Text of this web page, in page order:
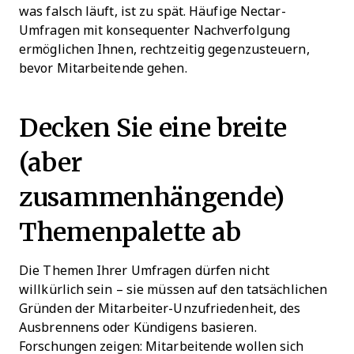
was falsch läuft, ist zu spät. Häufige Nectar-
Umfragen mit konsequenter Nachverfolgung
ermöglichen Ihnen, rechtzeitig gegenzusteuern,
bevor Mitarbeitende gehen.
Decken Sie eine breite
(aber
zusammenhängende)
Themenpalette ab
Die Themen Ihrer Umfragen dürfen nicht
willkürlich sein – sie müssen auf den tatsächlichen
Gründen der Mitarbeiter-Unzufriedenheit, des
Ausbrennens oder Kündigens basieren.
Forschungen zeigen: Mitarbeitende wollen sich